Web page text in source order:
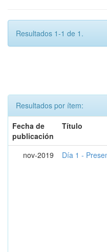
Resultados 1-1 de 1.
Resultados por ítem:
Fecha de
publicación
Título
nov-2019 Día 1 -